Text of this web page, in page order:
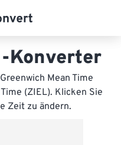
-Konverter
Mean Time
(ZIEL). Klicken Sie
Zeit zu ändern.